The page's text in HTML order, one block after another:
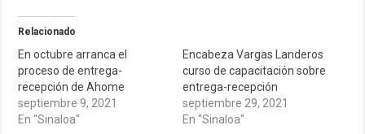
Relacionado
En octubre arranca el
proceso de entrega-
recepción de Ahome
septiembre 9, 2021
En "Sinaloa"
Encabeza Vargas Landeros
curso de capacitación sobre
entrega-recepción
septiembre 29, 2021
En "Sinaloa"